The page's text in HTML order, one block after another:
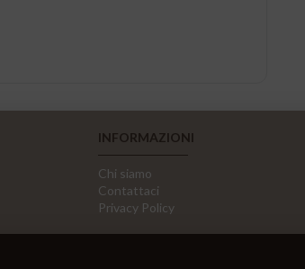
INFORMAZIONI
Chi siamo
Contattaci
Privacy Policy